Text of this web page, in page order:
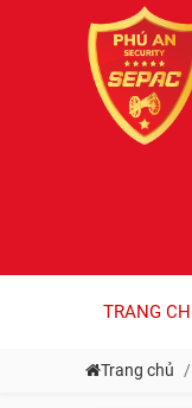
TRANG
Trang chủ